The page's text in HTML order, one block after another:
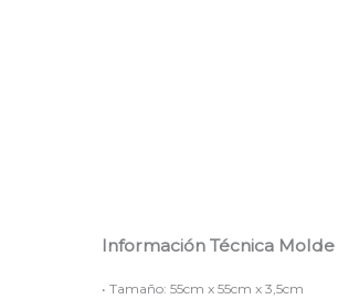
Información Técnica
• Tamaño: 55cm x 55cm x 3,5cm